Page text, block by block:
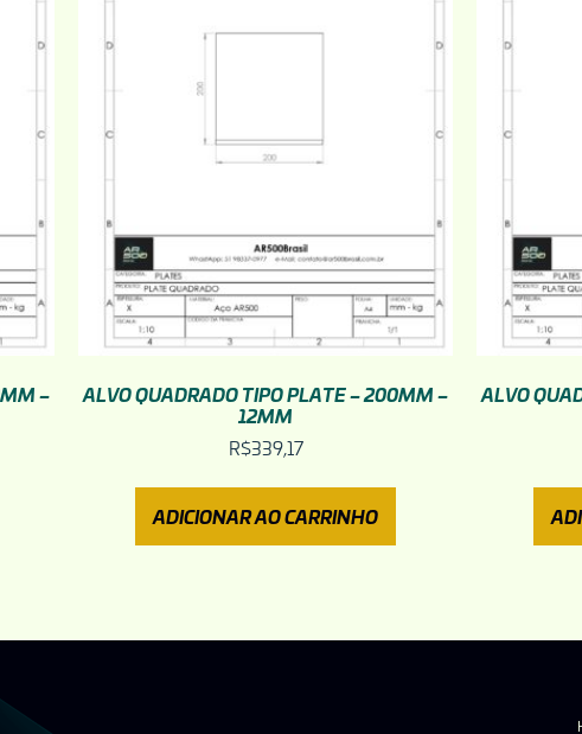
–
ALVO QUADRADO TIPO PLATE – 200MM –
12MM
R$339,17
ADICIONAR AO CARRINHO
ALVO